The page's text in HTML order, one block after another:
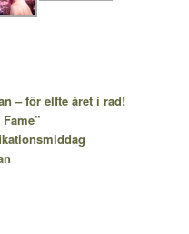
– för elfte året i rad!